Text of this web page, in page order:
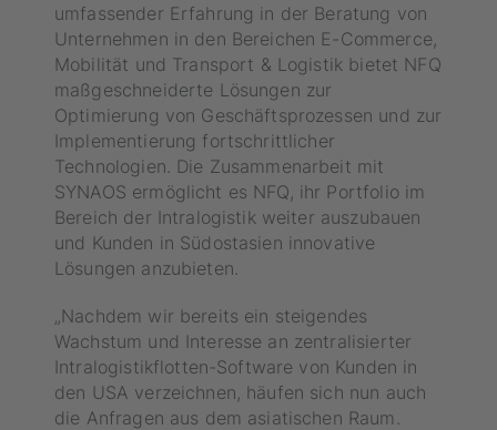
umfassender Erfahrung in der Beratung von
Unternehmen in den Bereichen E-Commerce,
Mobilität und Transport & Logistik bietet NFQ
maßgeschneiderte Lösungen zur
Optimierung von Geschäftsprozessen und zur
Implementierung fortschrittlicher
Technologien. Die Zusammenarbeit mit
SYNAOS ermöglicht es NFQ, ihr Portfolio im
Bereich der Intralogistik weiter auszubauen
und Kunden in Südostasien innovative
Lösungen anzubieten.
„Nachdem wir bereits ein steigendes
Wachstum und Interesse an zentralisierter
Intralogistikflotten-Software von Kunden in
den USA verzeichnen, häufen sich nun auch
die Anfragen aus dem asiatischen Raum.